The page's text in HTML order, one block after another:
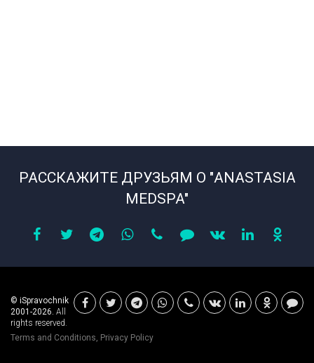
РАССКАЖИТЕ ДРУЗЬЯМ О "ANASTASIA
MEDSPA"
© iSpravochnik
2001-2026. All
rights reserved.
Terms and Conditions, Privacy Policy